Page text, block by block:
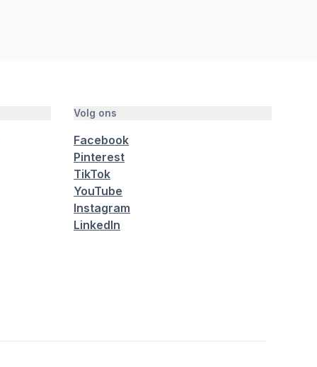
Volg ons
Facebook
Pinterest
TikTok
YouTube
Instagram
LinkedIn